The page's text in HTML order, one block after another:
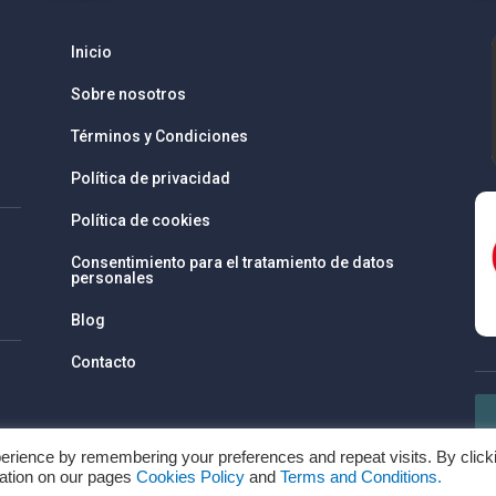
Inicio
Sobre nosotros
Términos y Condiciones
Política de privacidad
Política de cookies
Consentimiento para el tratamiento de datos
personales
Blog
Contacto
Copyright © Todos los derechos reservados por www.recharges.es
by remembering your preferences and repeat visits. By
on our pages Cookies Policy and Terms and Conditions.